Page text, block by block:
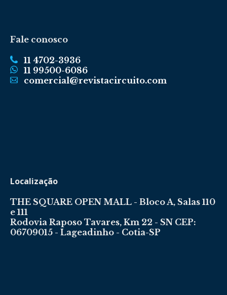
Fale conosco
11 4702-3936
11 99500-6086
comercial@revistacircuito.com
Localização
THE SQUARE OPEN MALL - Bloco A, Salas 110
e 111
Rodovia Raposo Tavares, Km 22 - SN CEP:
06709015 - Lageadinho - Cotia-SP